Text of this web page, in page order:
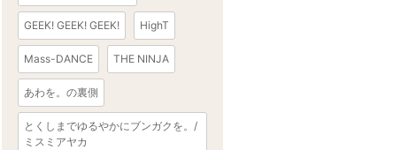
GEEK! GEEK! GEEK! HighT
Mass-DANCE THE NINJA
あわを。の裏側
とくしまでゆるやかにブンガクを。/
ミスミアヤカ